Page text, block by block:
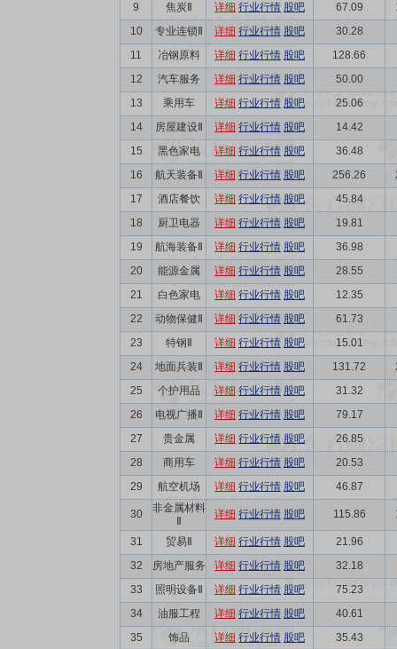
9
焦炭Ⅱ 详细 行业行情 股吧 67.09
10
专业连锁Ⅱ 详细 行业行情 股吧
30.28
11
冶钢原料 详细 行业行情 股吧
128.66
12
汽车服务 详细 行业行情 股吧
50.00
13
乘用车 详细 行业行情 股吧
25.06
14
房屋建设Ⅱ 详细 行业行情 股吧
14.42
15
黑色家电 详细 行业行情 股吧
36.48
16
航天装备Ⅱ 详细 行业行情 股吧 256.26
17
酒店餐饮 详细 行业行情 股吧
45.84
18
厨卫电器 详细 行业行情 股吧
19.81
19
航海装备Ⅱ 详细 行业行情 股吧
36.98
20
能源金属 详细 行业行情 股吧
28.55
21
白色家电 详细 行业行情 股吧
12.35
22
动物保健Ⅱ 详细 行业行情 股吧
61.73
23
特钢Ⅱ 详细 行业行情 股吧
15.01
24
地面兵装Ⅱ 详细 行业行情 股吧 131.72
25
个护用品 详细 行业行情 股吧
31.32
26
电视广播Ⅱ 详细 行业行情 股吧
79.17
27
贵金属 详细 行业行情 股吧
26.85
28
商用车 详细 行业行情 股吧
20.53
29
航空机场 详细 行业行情 股吧 46.87
30
非金属材料
详细 行业行情 股吧 115.86
31 贸易Ⅱ 详细 行业行情 股吧
21.96
32
房地产服务 详细 行业行情 股吧
32.18
33
照明设备Ⅱ 详细 行业行情 股吧
75.23
34
油服工程 详细 行业行情 股吧
40.61
35
饰品 详细 行业行情 股吧
35.43